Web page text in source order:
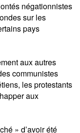
négationnistes
sur les
pays
aux autres
communistes
les protestants
aux
» d’avoir été